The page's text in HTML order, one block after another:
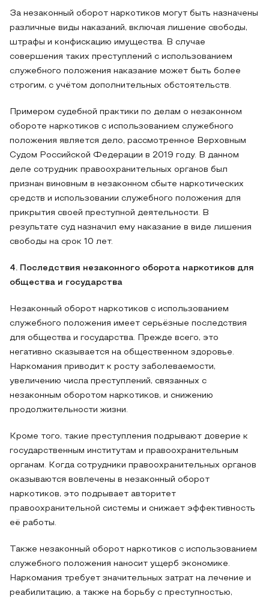
За незаконный оборот наркотиков могут быть назначены
различные виды наказаний, включая лишение свободы,
штрафы и конфискацию имущества. В случае
совершения таких преступлений с использованием
служебного положения наказание может быть более
строгим, с учётом дополнительных обстоятельств.
Примером судебной практики по делам о незаконном
обороте наркотиков с использованием служебного
положения является дело, рассмотренное Верховным
Судом Российской Федерации в 2019 году. В данном
деле сотрудник правоохранительных органов был
признан виновным в незаконном сбыте наркотических
средств и использовании служебного положения для
прикрытия своей преступной деятельности. В
результате суд назначил ему наказание в виде лишения
свободы на срок 10 лет.
4. Последствия незаконного оборота наркотиков для
общества и государства
Незаконный оборот наркотиков с использованием
служебного положения имеет серьёзные последствия
для общества и государства. Прежде всего, это
негативно сказывается на общественном здоровье.
Наркомания приводит к росту заболеваемости,
увеличению числа преступлений, связанных с
незаконным оборотом наркотиков, и снижению
продолжительности жизни.
Кроме того, такие преступления подрывают доверие к
государственным институтам и правоохранительным
органам. Когда сотрудники правоохранительных органов
оказываются вовлечены в незаконный оборот
наркотиков, это подрывает авторитет
правоохранительной системы и снижает эффективность
её работы.
Также незаконный оборот наркотиков с использованием
служебного положения наносит ущерб экономике.
Наркомания требует значительных затрат на лечение и
реабилитацию, а также на борьбу с преступностью,